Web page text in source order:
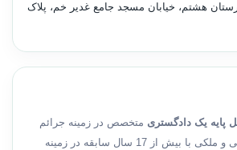
هشتم، خیابان مسجد جامع غدیر خم، پلاک
پایه یک دادگستری متخصص در زمینه جرائم
رایانه ای و دعاوی بانکی و ملکی با بیش از 17 سال سابقه در زمینه